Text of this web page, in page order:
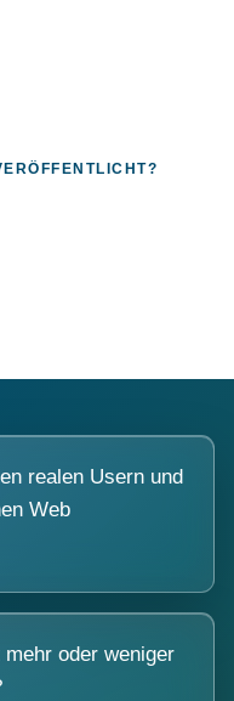
realen Usern und
Web
oder weniger